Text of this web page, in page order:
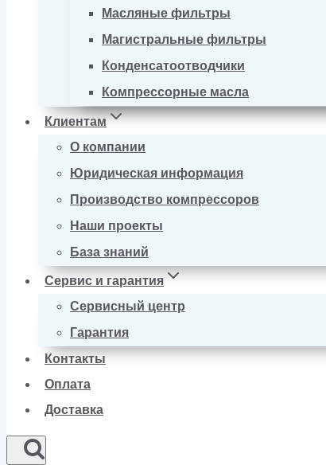
Масляные фильтры
Магистральные фильтры
Конденсатоотводчики
Компрессорные масла
Клиентам
О компании
Юридическая информация
Производство компрессоров
Наши проекты
База знаний
Сервис и гарантия
Сервисный центр
Гарантия
Контакты
Оплата
Доставка